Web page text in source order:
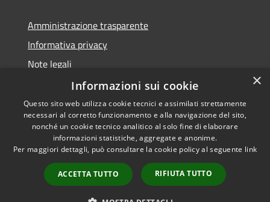
Amministrazione trasparente
Informativa privacy
Note legali
Dichiarazione di accessibilità
RSS
Accessibilità
Copyright © 2026 • Comune di
Municipium•
Accesso
redazione
×
Informazioni sui cookie
Questo sito web utilizza cookie tecnici e assimilati strettamente
necessari al corretto funzionamento e alla navigazione del sito,
nonché un cookie tecnico analitico al solo fine di elaborare
informazioni statistiche, aggregate e anonime.
Per maggiori dettagli, può consultare la cookie policy al seguente link
ACCETTA TUTTO RIFIUTA TUTTO